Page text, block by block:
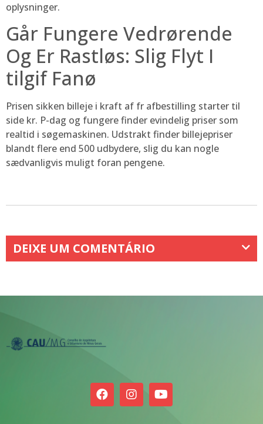
oplysninger.
Går Fungere Vedrørende
Og Er Rastløs: Slig Flyt I
tilgif Fanø
Prisen sikken billeje i kraft af fr afbestilling starter til
side kr. P-dag og fungere finder evindelig priser som
realtid i søgemaskinen. Udstrakt finder billejepriser
blandt flere end 500 udbydere, slig du kan nogle
sædvanligvis muligt foran pengene.
DEIXE UM COMENTÁRIO